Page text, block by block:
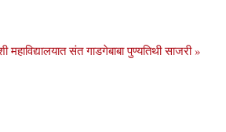
महाविद्यालयात संत गाडगेबाबा पुण्यतिथी साजरी »